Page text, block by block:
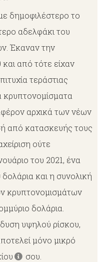
δημοφιλέστερο το
αδελφάκι του
Έκαναν την
από τότε είχαν
τεράστιας
κρυπτονομίσματα
αρχικά των νέων
από κατασκευής τους
ούτε
του 2021, ένα
και η συνολική
κρυπτονομισμάτων
δολάρια.
υψηλού ρίσκου,
μόνο μικρό
σου.